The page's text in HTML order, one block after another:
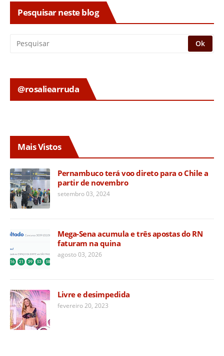
Pesquisar neste blog
@rosaliearruda
Mais Vistos
Pernambuco terá voo direto para o Chile a
partir de novembro
setembro 03, 2024
Mega-Sena acumula e três apostas do RN
faturam na quina
agosto 03, 2026
Livre e desimpedida
fevereiro 20, 2023